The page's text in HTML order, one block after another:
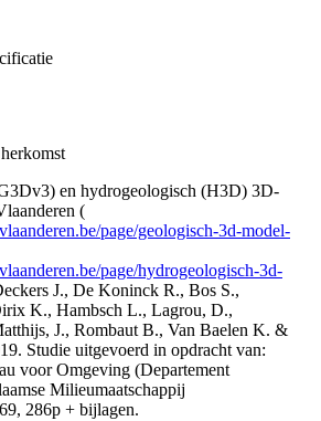
en hydrogeologisch (H3D) 3D-
(
page/geologisch-3d-model-
page/hydrogeologisch-3d-
J., De Koninck R., Bos S.,
K., Hambsch L., Lagrou, D.,
J., Rombaut B., Van Baelen K. &
Studie uitgevoerd in opdracht van:
voor Omgeving (Departement
Milieumaatschappij
286p + bijlagen.